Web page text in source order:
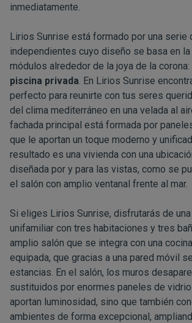
inmediatamente.
Lirios Sunrise está formado por una serie
independientes cuyo diseño se basa en
módulos alrededor de la joya de la corona:
piscina privada. En Lirios Sunrise
perfecto para reunirte con tus seres
del clima mediterráneo en una velada al
fachada principal está formada por
que le aportan un toque moderno y
resultado es una vivienda con una
diseñada por y para las vistas, como se
el salón con amplio ventanal frente al mar.
Si eliges Lirios Sunrise, disfrutarás de
unifamiliar con tres habitaciones y tres
amplio salón que se integra con una
equipada, que gracias a una pared móvil
estancias. En el salón, los muros
sustituidos por enormes paneles de
aportan luminosidad, sino que también
ambientes de forma excepcional,